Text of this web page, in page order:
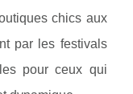
chics aux
par les festivals
pour ceux qui